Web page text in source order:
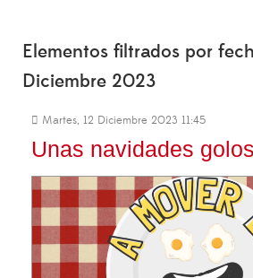
Elementos filtrados por
Diciembre 2023
Martes, 12 Diciembre 2023 11:45
Unas navidades